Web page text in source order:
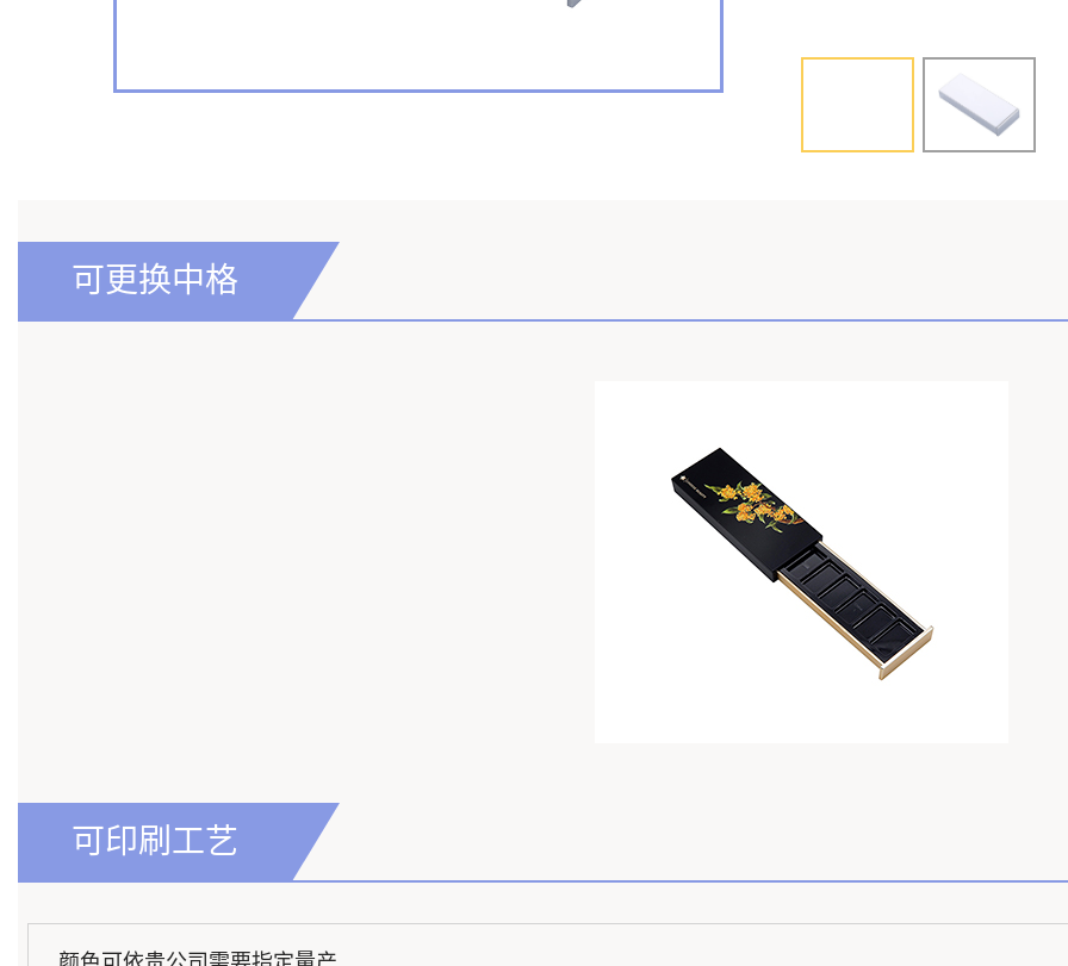
可更换中格
可印刷工艺